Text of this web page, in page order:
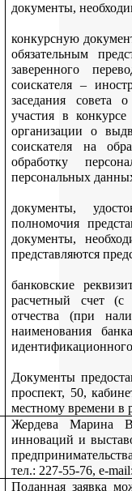
документы,
конкурсную
обязательным
заверенного
соискателя –
заседания совета
участия в
организации о
соискателя на
обработку
персональных
документы,
полномочия
документы,
представляются
банковские
расчетный счет (с
отчества (при
наименования
Документы
проспект, 50,
местному времени в
Жердева Марина
инноваций и
тел.: 227-55-76, e-
Поданная заявка